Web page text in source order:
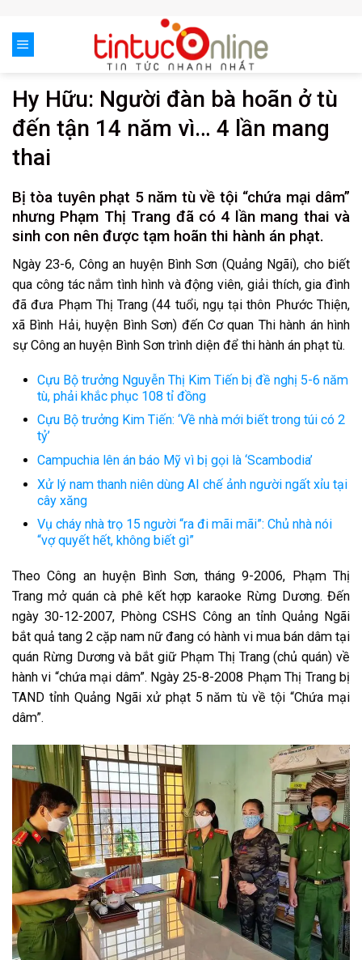
content
Hy Hữu: Người đàn bà hoãn ở tù
đến tận 14 năm vì… 4 lần mang
thai
Bị tòa tuyên phạt 5 năm tù về tội “chứa mại dâm”
nhưng Phạm Thị Trang đã có 4 lần mang thai và
sinh con nên được tạm hoãn thi hành án phạt.
Ngày 23-6, Công an huyện Bình Sơn (Quảng Ngãi), cho biết
qua công tác nắm tình hình và động viên, giải thích, gia đình
đã đưa Phạm Thị Trang (44 tuổi, ngụ tại thôn Phước Thiện,
xã Bình Hải, huyện Bình Sơn) đến Cơ quan Thi hành án hình
sự Công an huyện Bình Sơn trình diện để thi hành án phạt tù.
Cựu Bộ trưởng Nguyễn Thị Kim Tiến bị đề nghị 5-6 năm
tù, phải khắc phục 108 tỉ đồng
Cựu Bộ trưởng Kim Tiến: ‘Về nhà mới biết trong túi có 2
tỷ’
Campuchia lên án báo Mỹ vì bị gọi là ‘Scambodia’
Xử lý nam thanh niên dùng AI chế ảnh người ngất xỉu tại
cây xăng
Vụ cháy nhà trọ 15 người “ra đi mãi mãi”: Chủ nhà nói
“vợ quyết hết, không biết gì”
Theo Công an huyện Bình Sơn, tháng 9-2006, Phạm Thị
Trang mở quán cà phê kết hợp karaoke Rừng Dương. Đến
ngày 30-12-2007, Phòng CSHS Công an tỉnh Quảng Ngãi
bắt quả tang 2 cặp nam nữ đang có hành vi mua bán dâm tại
quán Rừng Dương và bắt giữ Phạm Thị Trang (chủ quán) về
hành vi “chứa mại dâm”. Ngày 25-8-2008 Phạm Thị Trang bị
TAND tỉnh Quảng Ngãi xử phạt 5 năm tù về tội “Chứa mại
dâm”.